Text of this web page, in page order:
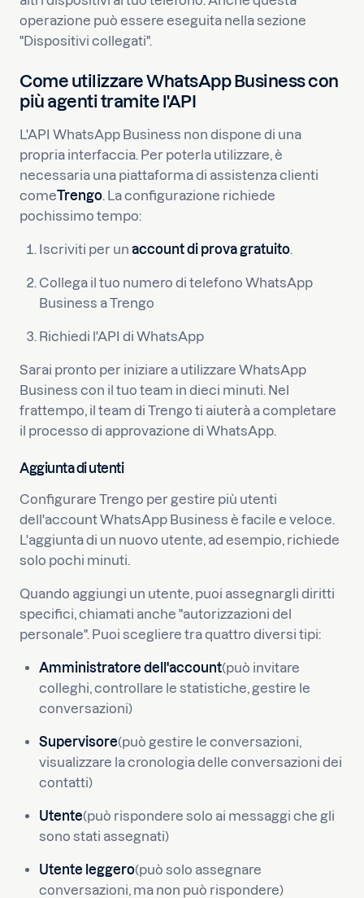
operazione può essere eseguita nella sezione
"Dispositivi collegati".
Come utilizzare WhatsApp Business con
più agenti tramite l'API
L'API WhatsApp Business non dispone di una
propria interfaccia. Per poterla utilizzare, è
necessaria una piattaforma di assistenza clienti
comeTrengo. La configurazione richiede
pochissimo tempo:
Iscriviti per un account di prova gratuito.
Collega il tuo numero di telefono WhatsApp
Business a Trengo
Richiedi l'API di WhatsApp
Sarai pronto per iniziare a utilizzare WhatsApp
Business con il tuo team in dieci minuti. Nel
frattempo, il team di Trengo ti aiuterà a completare
il processo di approvazione di WhatsApp.
Aggiunta di utenti
Configurare Trengo per gestire più utenti
dell'account WhatsApp Business è facile e veloce.
L'aggiunta di un nuovo utente, ad esempio, richiede
solo pochi minuti.
Quando aggiungi un utente, puoi assegnargli diritti
specifici, chiamati anche "autorizzazioni del
personale". Puoi scegliere tra quattro diversi tipi:
Amministratore dell'account(può invitare
colleghi, controllare le statistiche, gestire le
conversazioni)
Supervisore(può gestire le conversazioni,
visualizzare la cronologia delle conversazioni dei
contatti)
Utente(può rispondere solo ai messaggi che gli
sono stati assegnati)
Utente leggero(può solo assegnare
conversazioni, ma non può rispondere)